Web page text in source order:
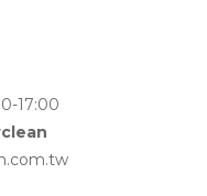
17:00